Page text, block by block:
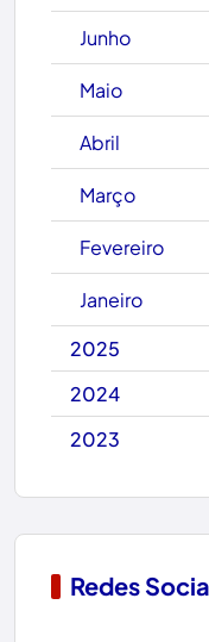
Carinhanha
Caturama
Chapada
Condeúba
Copa do
Junho
Maio
Abril
Março
Fevereiro
Janeiro
2025
2024
2023
Redes